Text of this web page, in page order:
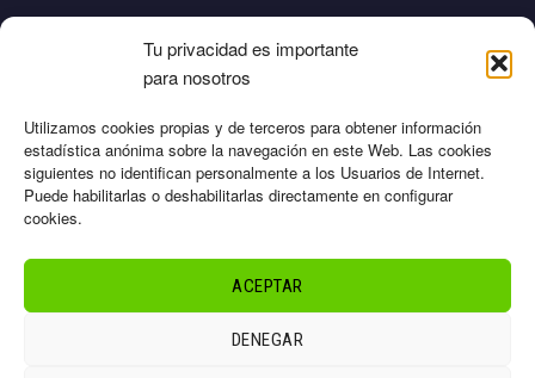
Tu privacidad es importante
para nosotros
Utilizamos cookies propias y de terceros para obtener información
estadística anónima sobre la navegación en este Web. Las cookies
siguientes no identifican personalmente a los Usuarios de Internet.
Puede habilitarlas o deshabilitarlas directamente en configurar
cookies.
ACEPTAR
DENEGAR
925 532 213
Cookies
Términos
Sitemap